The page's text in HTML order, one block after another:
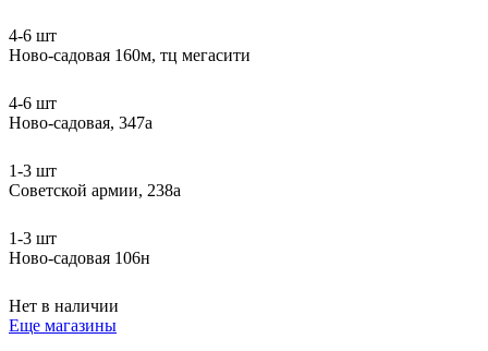
4-6 шт
Ново-садовая 160м, тц мегасити
4-6 шт
Ново-садовая, 347а
1-3 шт
Советской армии, 238а
1-3 шт
Ново-садовая 106н
Нет в наличии
Еще магазины